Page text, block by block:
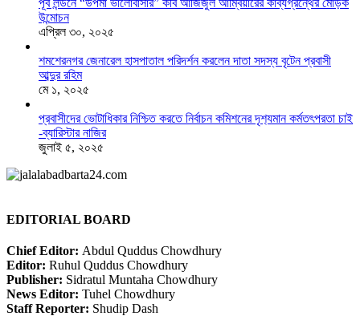
পূর্ব লন্ডনে “উপমা ভালোবাসার” কবি আজিজুল আম্বিয়ারের কাব্যগ্রন্থের মোড়ক
উন্মোচন
এপ্রিল ৩০, ২০২৫
শমশেরনগর জেনারেল হাসপাতাল পরিদর্শন করলেন দাতা সদস্য বৃটেন প্রবাসী
আব্দুর রহিম
মে ১, ২০২৫
প্রবাসীদের ভোটাধিকার নিশ্চিত করতে নির্বাচন কমিশনের দৃশ‍্যমান কর্মতৎপরতা চাই
-ব্যারিস্টার নাজির
জুলাই ৫, ২০২৫
EDITORIAL BOARD
Chief Editor: Abdul Quddus Chowdhury
Editor: Ruhul Quddus Chowdhury
Publisher: Sidratul Muntaha Chowdhury
News Editor: Tuhel Chowdhury
Staff Reporter: Shudip Dash